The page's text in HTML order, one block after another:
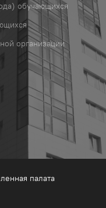
обучающихся
организации
палата